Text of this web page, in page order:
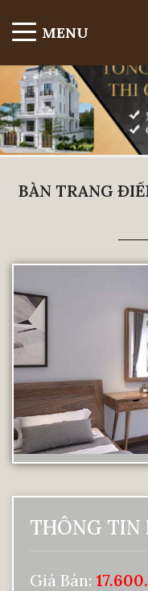
MENU
BÀN TRANG
THÔNG TIN
Giá Bán: